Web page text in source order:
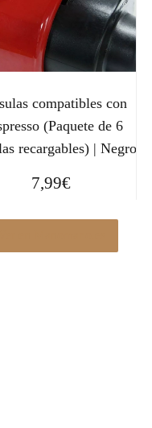
compatibles con
(Paquete de 6
recargables) | Negro
7,99€